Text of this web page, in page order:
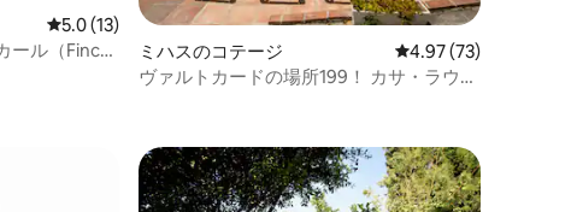
レビュー13件、5つ星中5.0つ星の平均評価
5.0 (13)
ール（Finca
ミハスのコテージ レビュー73件、5つ
4.97 (73)
ヴァルトカードの場所199！ カサ・ラウレ